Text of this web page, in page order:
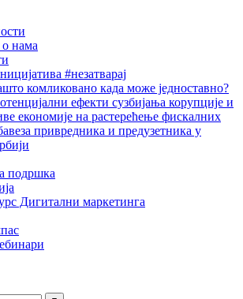
нама
#незатварај
комликовано када може једноставно?
ефекти сузбијања корупције и
економије на растерећење фискалних
привредника и предузетника у
подршка
Дигитални маркетинга